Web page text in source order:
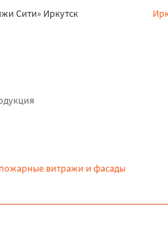
Сити» Иркутск
витражи и фасады